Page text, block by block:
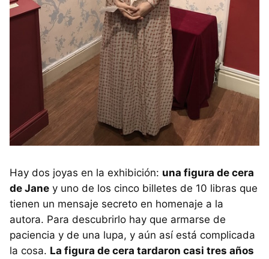
Hay dos joyas en la exhibición: una figura de cera
de Jane y uno de los cinco billetes de 10 libras que
tienen un mensaje secreto en homenaje a la
autora. Para descubrirlo hay que armarse de
paciencia y de una lupa, y aún así está complicada
la cosa. La figura de cera tardaron casi tres años